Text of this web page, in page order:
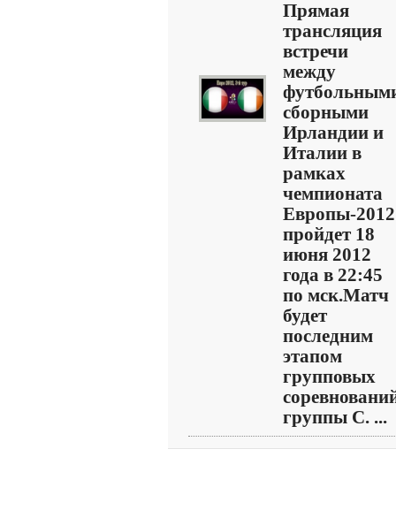
Прямая
трансляция
встречи
между
сборными
Ирландии и
Италии в
рамках
чемпионата
Европы-2012
пройдет 18
июня 2012
года в 22:45
по мск.Матч
будет
последним
этапом
групповых
группы C. ...